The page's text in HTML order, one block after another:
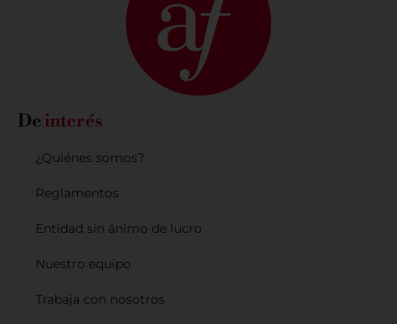
De interés
¿Quiénes somos?
Reglamentos
Entidad sin ánimo de lucro
Nuestro equipo
Trabaja con nosotros